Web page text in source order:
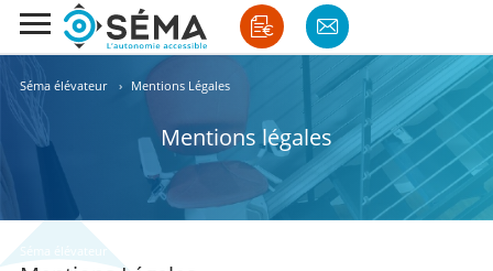
Séma élévateur › Mentions Légales
Mentions légales